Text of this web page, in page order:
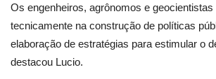
Os engenheiros, agrônomos e
tecnicamente na construção de políticas
elaboração de estratégias para estimular o
destacou Lucio.